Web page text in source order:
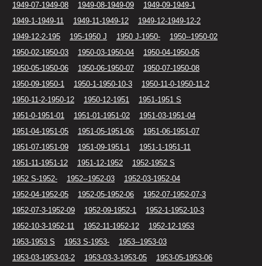
1949-07-1949-08
1949-08-1949-09
1949-09-1949-1
1949-1-1949-11
1949-11-1949-12
1949-12-1949-12-2
1949-12-2-195
195-1950 J 1950 J-1950-
1950--1950-02
1950-02-1950-03
1950-03-1950-04
1950-04-1950-05
1950-05-1950-06
1950-06-1950-07
1950-07-1950-08
1950-09-1950-1
1950-1-1950-10-3
1950-11-0-1950-11-2
1950-11-2-1950-12
1950-12-1951
1951-1951 S
1951-0-1951-01
1951-01-1951-02
1951-03-1951-04
1951-04-1951-05
1951-05-1951-06
1951-06-1951-07
1951-07-1951-09
1951-09-1951-1
1951-1-1951-11
1951-11-1951-12
1951-12-1952
1952-1952 S
1952 S-1952-
1952--1952-03
1952-03-1952-04
1952-04-1952-05
1952-05-1952-06
1952-07-1952-07-3
1952-07-3-1952-09
1952-09-1952-1
1952-1-1952-10-3
1952-10-3-1952-11
1952-11-1952-12
1952-12-1953
1953-1953 S
1953 S-1953-
1953--1953-03
1953-03-1953-03-2
1953-03-3-1953-05 1953-05-1953-06